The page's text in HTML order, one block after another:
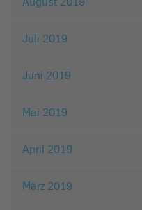
Juli 2019
Juni 2019
Mai 2019
April 2019
März 2019